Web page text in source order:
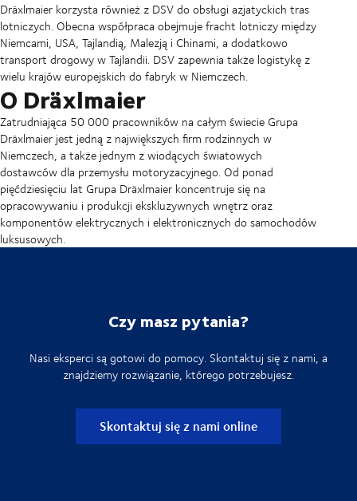
Dräxlmaier korzysta również z DSV do obsługi azjatyckich tras
lotniczych. Obecna współpraca obejmuje fracht lotniczy między
Niemcami, USA, Tajlandią, Malezją i Chinami, a dodatkowo
transport drogowy w Tajlandii. DSV zapewnia także logistykę z
wielu krajów europejskich do fabryk w Niemczech.
O Dräxlmaier
Zatrudniająca 50 000 pracowników na całym świecie Grupa
Dräxlmaier jest jedną z największych firm rodzinnych w
Niemczech, a także jednym z wiodących światowych
dostawców dla przemysłu motoryzacyjnego. Od ponad
pięćdziesięciu lat Grupa Dräxlmaier koncentruje się na
opracowywaniu i produkcji ekskluzywnych wnętrz oraz
komponentów elektrycznych i elektronicznych do samochodów
luksusowych.
Czy masz pytania?
Nasi eksperci są gotowi do pomocy. Skontaktuj się z nami, a
znajdziemy rozwiązanie, którego potrzebujesz.
Skontaktuj się z nami online